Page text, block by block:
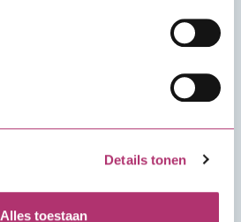
Details tonen
Alles toestaan